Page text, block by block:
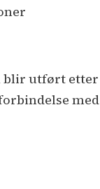
blir utført etter
med